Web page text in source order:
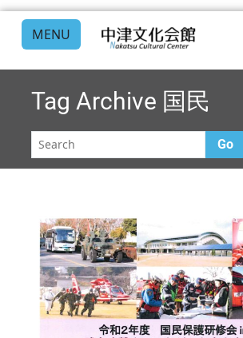
MENU
Tag Archive 国民
Go